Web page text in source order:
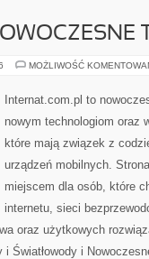
MOŻLIWOŚĆ
Internat.com.pl to
nowym technologiom oraz
które mają związek z
urządzeń mobilnych.
miejscem dla osób, które
internetu, sieci
oraz użytkowych
Światłowody i